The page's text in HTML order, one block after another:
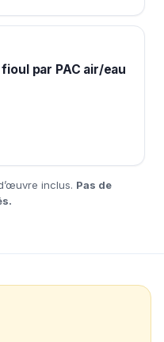
par PAC air/eau
inclus. Pas de